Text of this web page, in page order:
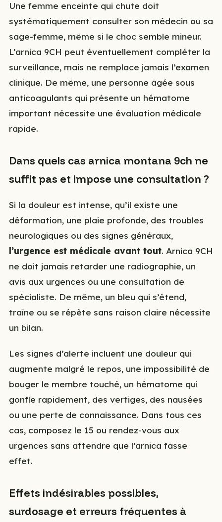
Une femme enceinte qui chute doit
systématiquement consulter son médecin ou sa
sage-femme, même si le choc semble mineur.
L’arnica 9CH peut éventuellement compléter la
surveillance, mais ne remplace jamais l’examen
clinique. De même, une personne âgée sous
anticoagulants qui présente un hématome
important nécessite une évaluation médicale
rapide.
Dans quels cas arnica montana 9ch ne
suffit pas et impose une consultation ?
Si la douleur est intense, qu’il existe une
déformation, une plaie profonde, des troubles
neurologiques ou des signes généraux,
l’urgence est médicale avant tout. Arnica 9CH
ne doit jamais retarder une radiographie, un
avis aux urgences ou une consultation de
spécialiste. De même, un bleu qui s’étend,
traîne ou se répète sans raison claire nécessite
un bilan.
Les signes d’alerte incluent une douleur qui
augmente malgré le repos, une impossibilité de
bouger le membre touché, un hématome qui
gonfle rapidement, des vertiges, des nausées
ou une perte de connaissance. Dans tous ces
cas, composez le 15 ou rendez-vous aux
urgences sans attendre que l’arnica fasse
effet.
Effets indésirables possibles,
surdosage et erreurs fréquentes à